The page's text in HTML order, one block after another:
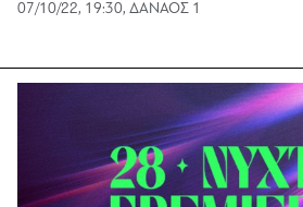
07/10/22, 19:30, ΔΑΝΑΟΣ 1